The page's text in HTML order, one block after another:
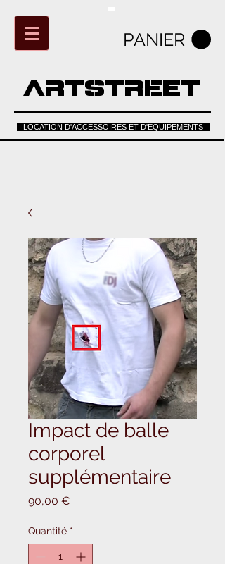
PANIER
ARTSTREET
LOCATION D'ACCESSOIRES ET D'EQUIPEMENTS
Impact de balle
corporel
supplémentaire
90,00 €
Quantité *